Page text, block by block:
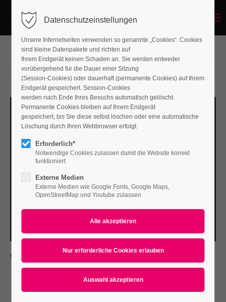
2015-06-15 14:57 von ContaoSystem
Whats new
L
orem ipsum dolor sit amet, consectetuer adipiscing
elit. Aenean commodo ligula eget dolor. Aenean massa.
Datenschutzeinstellungen
Unsere Internetseiten verwenden so genannte „Cookies“. Cookies
sind kleine Datenpakete und richten auf
Ihrem Endgerät keinen Schaden an. Sie werden entweder
vorübergehend für die Dauer einer Sitzung
(Session-Cookies) oder dauerhaft (permanente Cookies) auf Ihrem
Endgerät gespeichert. Session-Cookies
werden nach Ende Ihres Besuchs automatisch gelöscht.
Permanente Cookies bleiben auf Ihrem Endgerät
gespeichert, bis Sie diese selbst löschen oder eine automatische
Löschung durch Ihren Webbrowser erfolgt.
Erforderlich*
Notwendige Cookies zulassen damit die Website korrekt
funktioniert
Externe Medien
Externe Medien wie Google Fonts, Google Maps,
OpenStreetMap und Youtube zulassen